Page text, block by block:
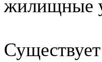
жилищные